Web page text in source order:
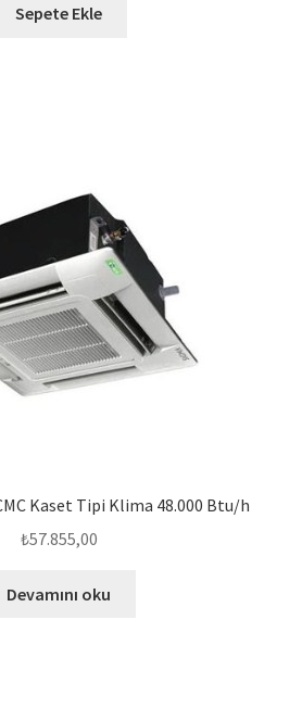
Sepete Ekle
Kaset Tipi Klima 48.000 Btu/h
₺57.855,00
Devamını oku